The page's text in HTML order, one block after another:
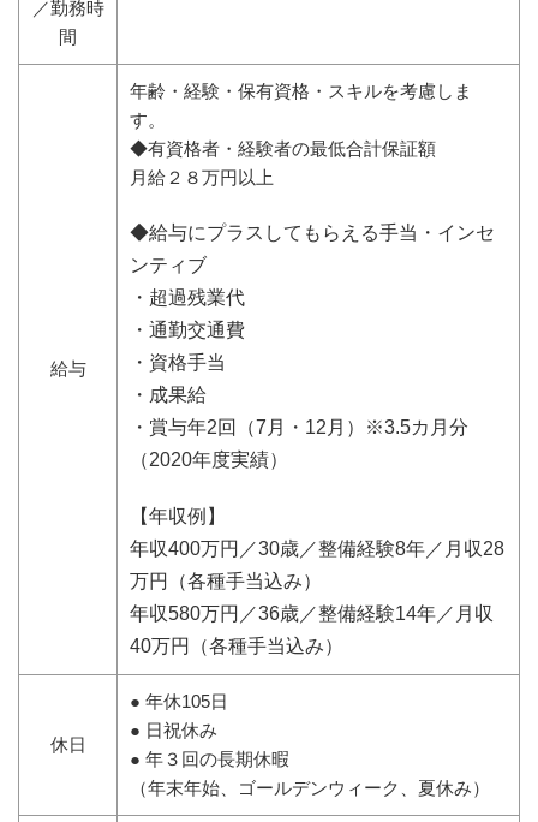
／勤務時
間
給与
年齢・経験・保有資格・スキルを考慮しま
す。
◆有資格者・経験者の最低合計保証額
月給２８万円以上
◆給与にプラスしてもらえる手当・インセ
ンティブ
・超過残業代
・通勤交通費
・資格手当
・成果給
・賞与年2回（7月・12月）※3.5カ月分
（2020年度実績）
【年収例】
年収400万円／30歳／整備経験8年／月収28
万円（各種手当込み）
年収580万円／36歳／整備経験14年／月収
40万円（各種手当込み）
休⽇
● 年休105⽇
● ⽇祝休み
● 年３回の⻑期休暇
（年末年始、ゴールデンウィーク、夏休み）